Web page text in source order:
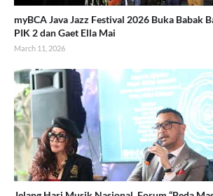
myBCA Java Jazz Festival 2026 Buka Babak
PIK 2 dan Gaet Ella Mai
March 11, 2026